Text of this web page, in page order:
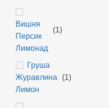
Вишня
Персик
Лимонад
(1)
Груша
Журавлина
Лимон
(1)